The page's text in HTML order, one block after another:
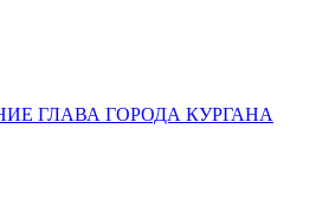
ГЛАВА ГОРОДА КУРГАНА